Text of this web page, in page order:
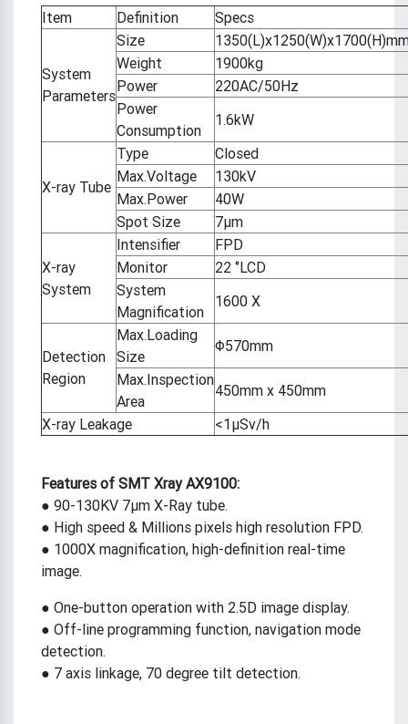
Item Definition Specs
System
Parameters
Size
Weight
1900kg
Power
220AC/50Hz
Power
Consumption
1.6kW
X-ray Tube
Type
Closed
Max.Voltage
130kV
Max.Power
40W
Spot Size
7μm
X-ray
System
Intensifier
FPD
Monitor
22 ‘’LCD
System
Magnification
1600 X
Detection
Region
Max.Loading
Size
Φ570mm
Max.Inspection
Area
450mm x 450mm
X-ray Leakage
<1μSv/h
Features of ​SMT Xray AX9100:
● 90-130KV 7μm X-Ray tube.
● High speed & Millions pixels high resolution FPD.
● 1000X magnification, high-definition real-time
image.
● One-button operation with 2.5D image display.
● Off-line programming function, navigation mode
detection.
● 7 axis linkage, 70 degree tilt detection.